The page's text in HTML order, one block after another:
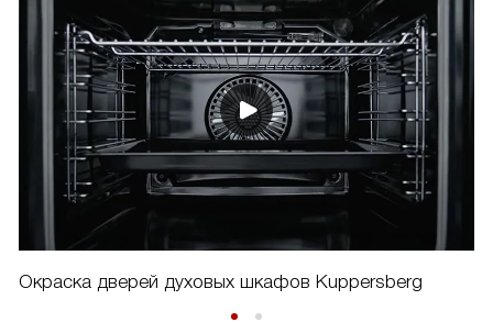
Окраска дверей духовых шкафов Kuppersberg